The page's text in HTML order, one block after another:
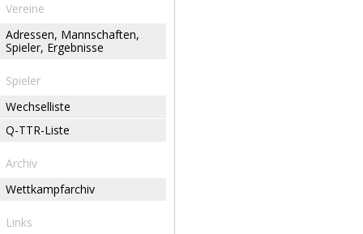
Vereine
Adressen, Mannschaften,
Spieler, Ergebnisse
Spieler
Wechselliste
Q-TTR-Liste
Archiv
Wettkampfarchiv
Links